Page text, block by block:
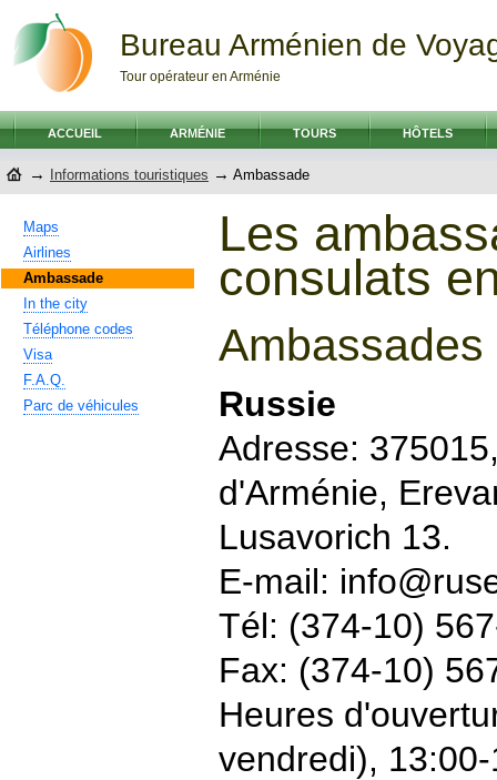
Bureau Arménien de
Tour opérateur en Arménie
ACCUEIL ARMÉNIE TOURS HÔTELS
→ Informations touristiques → Ambassade
Maps
Airlines
Ambassade
In the city
Téléphone codes
Visa
F.A.Q.
Parc de véhicules
Les
consulats
Ambassades
Russie
Adresse:
d'Arménie,
Lusavorich 13.
E-mail:
Tél: (374-10)
Fax: (374-10)
Heures
vendredi),